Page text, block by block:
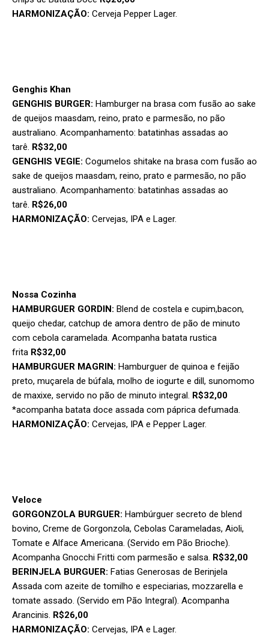
HARMONIZAÇÃO: Cerveja Pepper Lager.
Genghis Khan
GENGHIS BURGER: Hamburger na brasa com fusão ao sake
de queijos maasdam, reino, prato e parmesão, no pão
australiano. Acompanhamento: batatinhas assadas ao
tarê. R$32,00
GENGHIS VEGIE: Cogumelos shitake na brasa com fusão ao
sake de queijos maasdam, reino, prato e parmesão, no pão
australiano. Acompanhamento: batatinhas assadas ao
tarê. R$26,00
HARMONIZAÇÃO: Cervejas, IPA e Lager.
Nossa Cozinha
HAMBURGUER GORDIN: Blend de costela e cupim,bacon,
queijo chedar, catchup de amora dentro de pão de minuto
com cebola caramelada. Acompanha batata rustica
frita R$32,00
HAMBURGUER MAGRIN: Hamburguer de quinoa e feijão
preto, muçarela de búfala, molho de iogurte e dill, sunomomo
de maxixe, servido no pão de minuto integral. R$32,00
*acompanha batata doce assada com páprica defumada.
HARMONIZAÇÃO: Cervejas, IPA e Pepper Lager.
Veloce
GORGONZOLA BURGUER: Hambúrguer secreto de blend
bovino, Creme de Gorgonzola, Cebolas Carameladas, Aioli,
Tomate e Alface Americana. (Servido em Pão Brioche).
Acompanha Gnocchi Fritti com parmesão e salsa. R$32,00
BERINJELA BURGUER: Fatias Generosas de Berinjela
Assada com azeite de tomilho e especiarias, mozzarella e
tomate assado. (Servido em Pão Integral). Acompanha
Arancinis. R$26,00
HARMONIZAÇÃO: Cervejas, IPA e Lager.